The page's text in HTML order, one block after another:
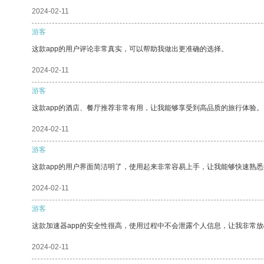
2024-02-11
游客
这款app的用户评论非常真实，可以帮助我做出更准确的选择。
2024-02-11
游客
这款app的酒店、餐厅推荐非常有用，让我能够享受到高品质的旅行体验。
2024-02-11
游客
这款app的用户界面简洁明了，使用起来非常容易上手，让我能够快速熟悉
2024-02-11
游客
这款加速器app的安全性很高，使用过程中不会泄露个人信息，让我非常放
2024-02-11